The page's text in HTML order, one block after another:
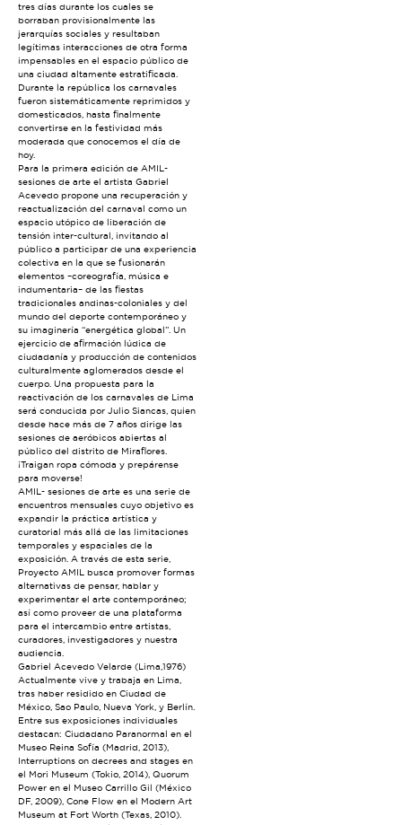
tres días durante los cuales se
borraban provisionalmente las
jerarquías sociales y resultaban
legítimas interacciones de otra forma
impensables en el espacio público de
una ciudad altamente estratificada.
Durante la república los carnavales
fueron sistemáticamente reprimidos y
domesticados, hasta finalmente
convertirse en la festividad más
moderada que conocemos el día de
hoy.
Para la primera edición de AMIL-
sesiones de arte el artista Gabriel
Acevedo propone una recuperación y
reactualización del carnaval como un
espacio utópico de liberación de
tensión inter-cultural, invitando al
público a participar de una experiencia
colectiva en la que se fusionarán
elementos –coreografía, música e
indumentaria– de las fiestas
tradicionales andinas-coloniales y del
mundo del deporte contemporáneo y
su imaginería “energética global”. Un
ejercicio de afirmación lúdica de
ciudadanía y producción de contenidos
culturalmente aglomerados desde el
cuerpo. Una propuesta para la
reactivación de los carnavales de Lima
será conducida por Julio Siancas, quien
desde hace más de 7 años dirige las
sesiones de aeróbicos abiertas al
público del distrito de Miraflores.
¡Traigan ropa cómoda y prepárense
para moverse!
AMIL- sesiones de arte es una serie de
encuentros mensuales cuyo objetivo es
expandir la práctica artística y
curatorial más allá de las limitaciones
temporales y espaciales de la
exposición. A través de esta serie,
Proyecto AMIL busca promover formas
alternativas de pensar, hablar y
experimentar el arte contemporáneo;
así como proveer de una plataforma
para el intercambio entre artistas,
curadores, investigadores y nuestra
audiencia.
Gabriel Acevedo Velarde (Lima,1976)
Actualmente vive y trabaja en Lima,
tras haber residido en Ciudad de
México, Sao Paulo, Nueva York, y Berlín.
Entre sus exposiciones individuales
destacan: Ciudadano Paranormal en el
Museo Reina Sofía (Madrid, 2013),
Interruptions on decrees and stages en
el Mori Museum (Tokio, 2014), Quorum
Power en el Museo Carrillo Gil (México
DF, 2009), Cone Flow en el Modern Art
Museum at Fort Worth (Texas, 2010).